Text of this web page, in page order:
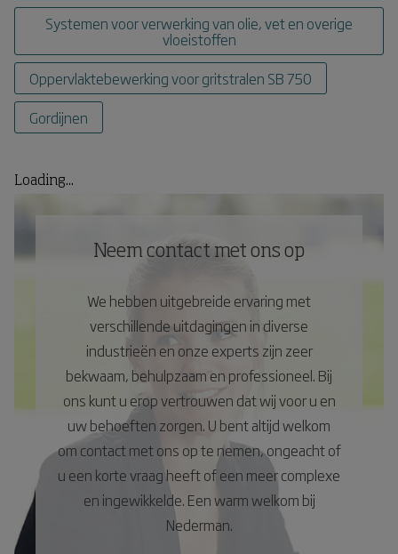
Systemen voor verwerking van olie, vet en overige
vloeistoffen
Oppervlaktebewerking voor gritstralen SB 750
Gordijnen
Loading...
Neem contact met ons op
We hebben uitgebreide ervaring met
verschillende uitdagingen in diverse
industrieën en onze experts zijn zeer
bekwaam, behulpzaam en professioneel. Bij
ons kunt u erop vertrouwen dat wij voor u en
uw behoeften zorgen. U bent altijd welkom
om contact met ons op te nemen, ongeacht of
u een korte vraag heeft of een meer complexe
en ingewikkelde. Een warm welkom bij
Nederman.